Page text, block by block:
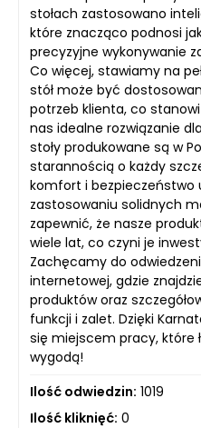
stołach zastosowano
które znacząco podnosi
precyzyjne wykonywanie
Co więcej, stawiamy na
stół może być
potrzeb klienta, co
nas idealne rozwiązanie
stoły produkowane są w
starannością o każdy
komfort i bezpieczeństwo
zastosowaniu solidnych
zapewnić, że nasze
wiele lat, co czyni je
Zachęcamy do
internetowej, gdzie
produktów oraz
funkcji i zalet. Dzięki
się miejscem pracy, które
wygodą!
Ilość odwiedzin: 1019
Ilość kliknięć: 0